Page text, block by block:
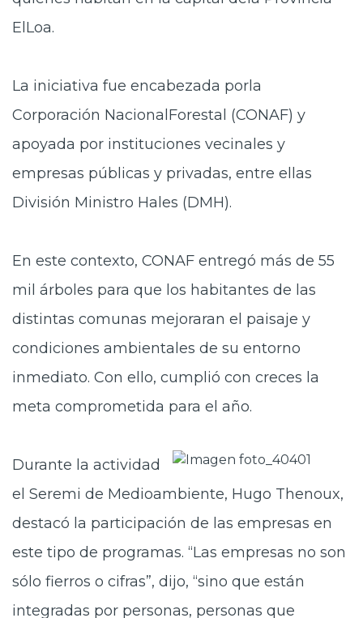
ElLoa.
La iniciativa fue encabezada porla
Corporación NacionalForestal (CONAF) y
apoyada por instituciones vecinales y
empresas públicas y privadas, entre ellas
División Ministro Hales (DMH).
En este contexto, CONAF entregó más de 55
mil árboles para que los habitantes de las
distintas comunas mejoraran el paisaje y
condiciones ambientales de su entorno
inmediato. Con ello, cumplió con creces la
meta comprometida para el año.
Durante la actividad
el Seremi de Medioambiente, Hugo Thenoux,
destacó la participación de las empresas en
este tipo de programas. “Las empresas no son
sólo fierros o cifras”, dijo, “sino que están
integradas por personas, personas que